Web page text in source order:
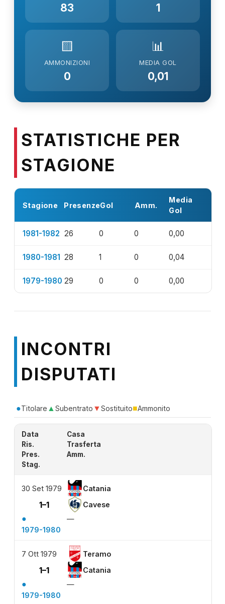
83 1
🟨
AMMONIZIONI
0
📊
MEDIA GOL
0,01
STATISTICHE PER
STAGIONE
Stagione PresenzeGol Amm.
Media
Gol
1981-1982 26 0 0 0,00
1980-1981 28 1 0 0,04
1979-1980 29 0 0 0,00
INCONTRI
DISPUTATI
●Titolare ▲Subentrato ▼Sostituito■Ammonito
Data
Casa
Ris.
Trasferta
Pres.
Amm.
Stag.
30 Set 1979 Catania
1–1 Cavese
●
—
1979-1980
7 Ott 1979 Teramo
1–1 Catania
●
—
1979-1980